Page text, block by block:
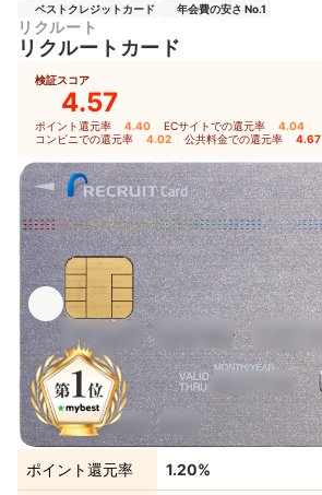
ベストクレジットカード 年会費の安さ No.1
リクルート
リクルートカード
検証スコア
4.57
ポイント還元率 4.40 ECサイトでの還元率 4.04
コンビニでの還元率 4.02 公共料金での還元率 4.67
ポイント還元率 1.20%